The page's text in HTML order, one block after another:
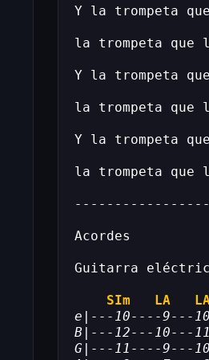
Y la trompeta
la trompeta que
Y la trompeta
la trompeta que
Y la trompeta
la trompeta que
Acordes
Guitarra
SIm LA
e|---10----9---
B|---12---10---
G|---11----9---